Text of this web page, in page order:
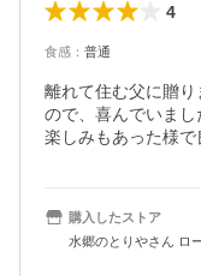
4
食感 ： 普通
離れて住む父に贈
ので、喜んでいま
楽しみもあった様で
購入したストア
水郷のとりやさん ロ